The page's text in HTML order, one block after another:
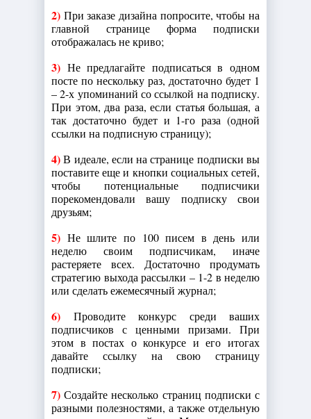
2) При заказе дизайна попросите, чтобы на
главной странице форма подписки
отображалась не криво;
3) Не предлагайте подписаться в одном
посте по нескольку раз, достаточно будет 1
– 2-х упоминаний со ссылкой на подписку.
При этом, два раза, если статья большая, а
так достаточно будет и 1-го раза (одной
ссылки на подписную страницу);
4)В идеале, если на странице подписки вы
поставите еще и кнопки социальных сетей,
чтобы потенциальные подписчики
порекомендовали вашу подписку свои
друзьям;
5) Не шлите по 100 писем в день или
неделю своим подписчикам, иначе
растеряете всех. Достаточно продумать
стратегию выхода рассылки – 1-2 в неделю
или сделать ежемесячный журнал;
6) Проводите конкурс среди ваших
подписчиков с ценными призами. При
этом в постах о конкурсе и его итогах
давайте ссылку на свою страницу
подписки;
7) Создайте несколько страниц подписки с
разными полезностями, а также отдельную